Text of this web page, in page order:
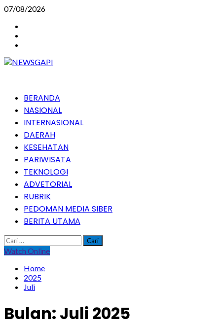
Skip
content
07/08/2026
PrimaryBERANDA
NASIONAL
INTERNASIONAL
DAERAH
KESEHATAN
PARIWISATA
TEKNOLOGI
ADVETORIAL
RUBRIK
PEDOMAN MEDIA SIBER
BERITA UTAMA
Cari
untuk:
Watch Online
Home
2025
Juli
Bulan: Juli 2025